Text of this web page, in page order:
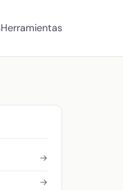
Herramientas
→
→